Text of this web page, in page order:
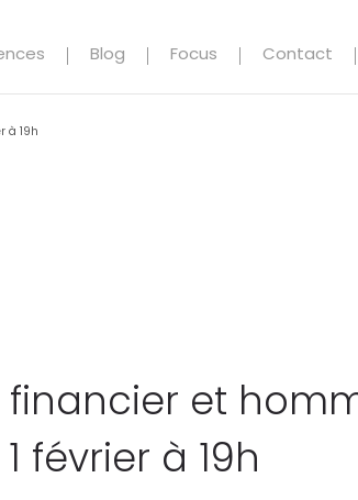
Blog Focus Contact
à 19h
et
février à 19h